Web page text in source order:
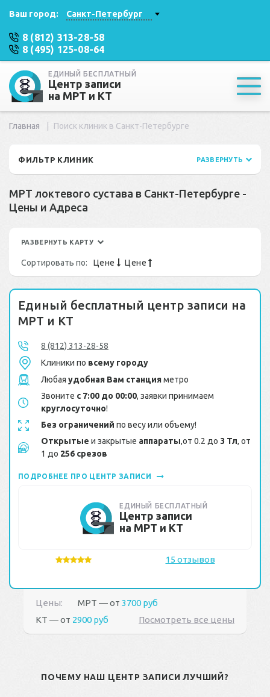
Ваш город: Санкт-Петербург
8 (812) 313-28-58
8 (495) 125-08-64
ЕДИНЫЙ БЕСПЛАТНЫЙ
Центр записи
на МРТ и КТ
Главная Поиск клиник в Санкт-Петербурге
ФИЛЬТР КЛИНИК РАЗВЕРНУТЬ
МРТ локтевого сустава в Санкт-Петербурге -
Цены и Адреса
РАЗВЕРНУТЬ КАРТУ
Сортировать по: Цене Цене
Единый бесплатный центр записи на
МРТ и КТ
8 (812) 313-28-58
Клиники по всему городу
Любая удобная Вам станцияметро
Звоните с 7:00 до 00:00, заявки принимаем
круглосуточно!
Без ограничений по весу или объему!
Открытые и закрытые аппараты,от 0.2 до 3 Тл, от
1 до 256 срезов
ПОДРОБНЕЕ ПРО ЦЕНТР ЗАПИСИ
ЕДИНЫЙ БЕСПЛАТНЫЙ
Центр записи
на МРТ и КТ
15 отзывов
Цены: МРТ ― от 3700 руб
КТ ― от 2900 руб Посмотреть все цены
ПОЧЕМУ НАШ ЦЕНТР ЗАПИСИ ЛУЧШИЙ?